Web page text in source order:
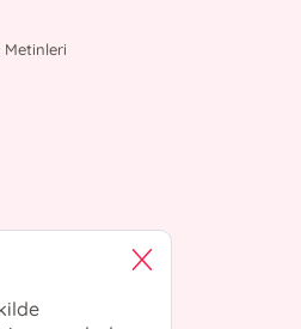
Metinleri